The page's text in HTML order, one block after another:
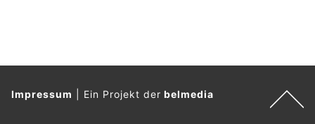
Impressum Ein Projekt derbelmedia